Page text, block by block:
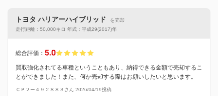
トヨタ ハリアーハイブリッド
を売却
走行距離：50,000キロ 年式：平成29(2017)年
総合評価： 5.0
買取強化されてる車種ということもあり、納得できる金額で売却するこ
とができました！また、何か売却する際はお願いしたいと思います。
ＣＰ２ー４９２８８３さん 2026/04/19投稿